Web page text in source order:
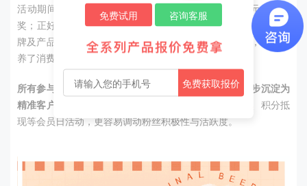
免费试用 咨询客服
免费获取报价
活动期间扫码中奖率100%，消费者还有机会获得177元红包大
奖；正好“7”这个数字元素与泰山啤酒7天鲜活相对应，成功将品
牌及产品特性传递给消费者、加深消费者对品牌的印象，同时培
养了消费者的饮用习惯。
所有参与活动的粉丝都可以吸收为会员数据，可以进一步沉淀为
精准客户群。
注册会员后，即可参加每周五的限时秒杀、积分抵
现等会员日活动，更容易调动粉丝积极性与活跃度。